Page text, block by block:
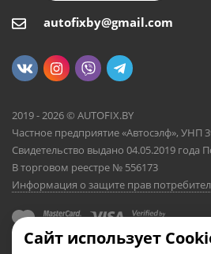
autofixby@gmail.com
2019 - 2026 © AUTOFIX.BY
Частное предприятие «Автосэлф», УНП
Свидетельство выдано 04.05.2019
В торговом реестре № 556173
Информация о защите прав
Сайт использует